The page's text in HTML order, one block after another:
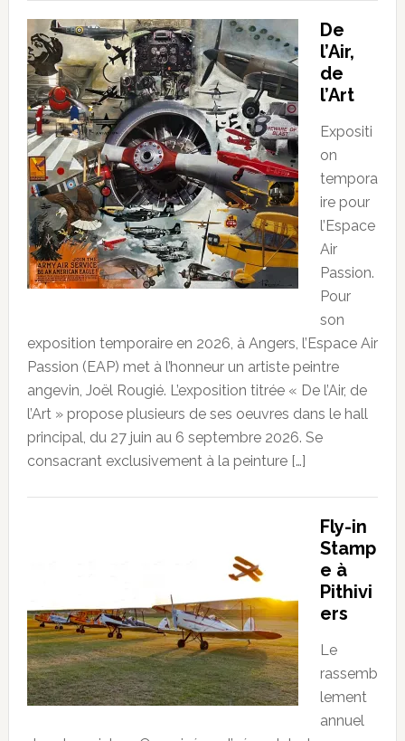
De
l’Air,
de
l’Art
Expositi
on
tempora
ire pour
l’Espace
Air
Passion.
Pour
son
exposition temporaire en 2026, à Angers, l’Espace Air
Passion (EAP) met à l’honneur un artiste peintre
angevin, Joël Rougié. L’exposition titrée « De l’Air, de
l’Art » propose plusieurs de ses oeuvres dans le hall
principal, du 27 juin au 6 septembre 2026. Se
consacrant exclusivement à la peinture […]
Fly-in
Stamp
e à
Pithivi
ers
Le
rassemb
lement
annuel